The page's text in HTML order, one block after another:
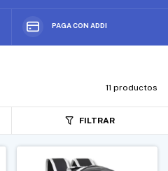
PAGA CON ADDI
11 productos
FILTRAR